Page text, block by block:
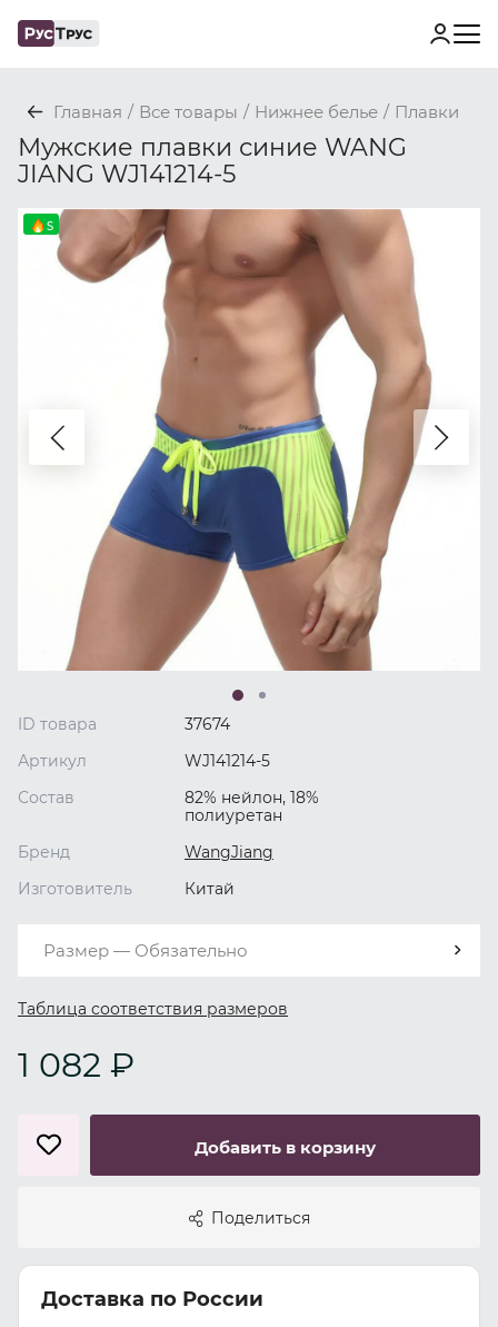
Главная / Все товары / Нижнее белье / Плавки
Мужские плавки синие WANG
JIANG WJ141214-5
S
ID товара
37674
Артикул
WJ141214-5
Состав
82% нейлон, 18%
полиуретан
Бренд
WangJiang
Изготовитель
Китай
Размер — Обязательно
Таблица соответствия размеров
1 082 ₽
Добавить в корзину
Поделиться
Доставка по России